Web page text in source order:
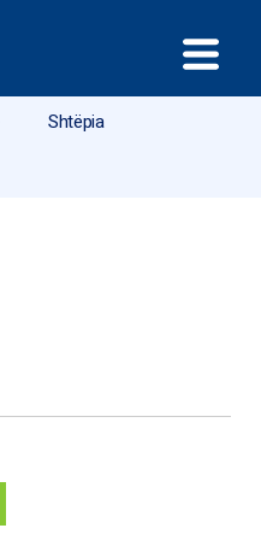
Shtëpia